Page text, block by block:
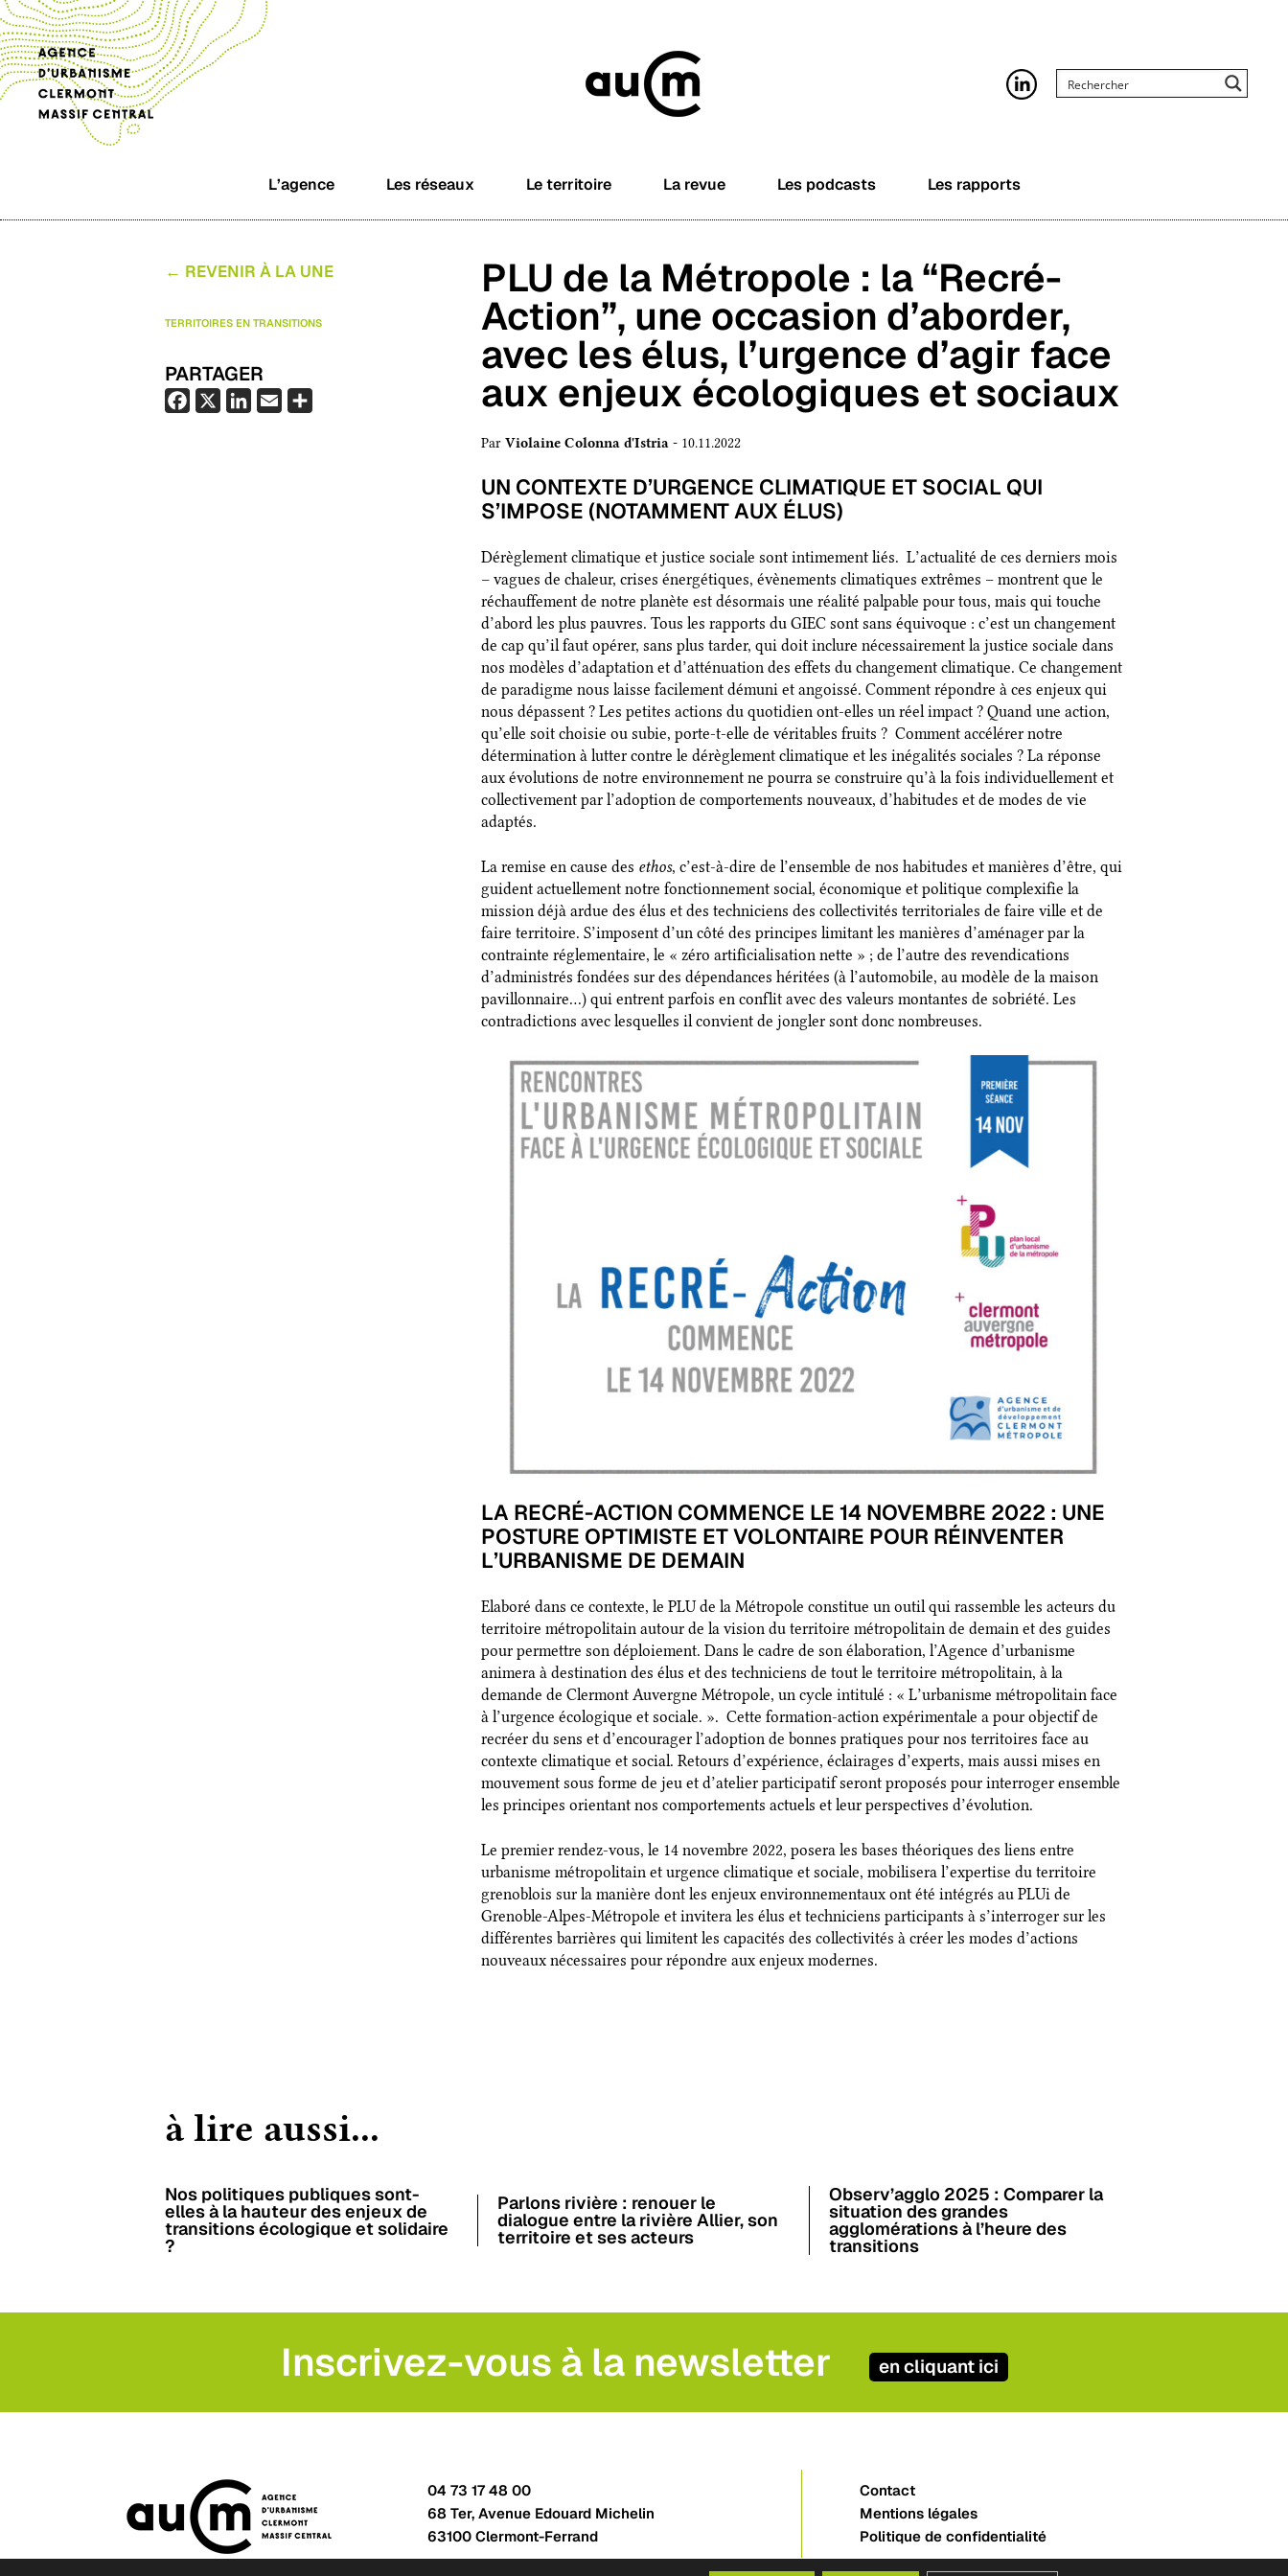
L’agence Les réseaux Le territoire La revue Les podcasts Les rapports
← REVENIR À LA UNE
TERRITOIRES EN TRANSITIONS
PARTAGER
X
PLU de la Métropole : la “Recré-
Action”, une occasion d’aborder,
avec les élus, l’urgence d’agir face
aux enjeux écologiques et sociaux
Par Violaine Colonna d'Istria - 10.11.2022
UN CONTEXTE D’URGENCE CLIMATIQUE ET SOCIAL QUI
S’IMPOSE (NOTAMMENT AUX ÉLUS)
Dérèglement climatique et justice sociale sont intimement liés. L’actualité de ces derniers mois
– vagues de chaleur, crises énergétiques, évènements climatiques extrêmes – montrent que le
réchauffement de notre planète est désormais une réalité palpable pour tous, mais qui touche
d’abord les plus pauvres. Tous les rapports du GIEC sont sans équivoque : c’est un changement
de cap qu’il faut opérer, sans plus tarder, qui doit inclure nécessairement la justice sociale dans
nos modèles d’adaptation et d’atténuation des effets du changement climatique. Ce changement
de paradigme nous laisse facilement démuni et angoissé. Comment répondre à ces enjeux qui
nous dépassent ? Les petites actions du quotidien ont-elles un réel impact ? Quand une action,
qu’elle soit choisie ou subie, porte-t-elle de véritables fruits ? Comment accélérer notre
détermination à lutter contre le dérèglement climatique et les inégalités sociales ? La réponse
aux évolutions de notre environnement ne pourra se construire qu’à la fois individuellement et
collectivement par l’adoption de comportements nouveaux, d’habitudes et de modes de vie
adaptés.
La remise en cause des ethos, c’est-à-dire de l’ensemble de nos habitudes et manières d’être, qui
guident actuellement notre fonctionnement social, économique et politique complexifie la
mission déjà ardue des élus et des techniciens des collectivités territoriales de faire ville et de
faire territoire. S’imposent d’un côté des principes limitant les manières d’aménager par la
contrainte réglementaire, le « zéro artificialisation nette » ; de l’autre des revendications
d’administrés fondées sur des dépendances héritées (à l’automobile, au modèle de la maison
pavillonnaire…) qui entrent parfois en conflit avec des valeurs montantes de sobriété. Les
contradictions avec lesquelles il convient de jongler sont donc nombreuses.
LA RECRÉ-ACTION COMMENCE LE 14 NOVEMBRE 2022 : UNE
POSTURE OPTIMISTE ET VOLONTAIRE POUR RÉINVENTER
L’URBANISME DE DEMAIN
Elaboré dans ce contexte, le PLU de la Métropole constitue un outil qui rassemble les acteurs du
territoire métropolitain autour de la vision du territoire métropolitain de demain et des guides
pour permettre son déploiement. Dans le cadre de son élaboration, l’Agence d’urbanisme
animera à destination des élus et des techniciens de tout le territoire métropolitain, à la
demande de Clermont Auvergne Métropole, un cycle intitulé : « L’urbanisme métropolitain face
à l’urgence écologique et sociale. ». Cette formation-action expérimentale a pour objectif de
recréer du sens et d’encourager l’adoption de bonnes pratiques pour nos territoires face au
contexte climatique et social. Retours d’expérience, éclairages d’experts, mais aussi mises en
mouvement sous forme de jeu et d’atelier participatif seront proposés pour interroger ensemble
les principes orientant nos comportements actuels et leur perspectives d’évolution.
Le premier rendez-vous, le 14 novembre 2022, posera les bases théoriques des liens entre
urbanisme métropolitain et urgence climatique et sociale, mobilisera l’expertise du territoire
grenoblois sur la manière dont les enjeux environnementaux ont été intégrés au PLUi de
Grenoble-Alpes-Métropole et invitera les élus et techniciens participants à s’interroger sur les
différentes barrières qui limitent les capacités des collectivités à créer les modes d’actions
nouveaux nécessaires pour répondre aux enjeux modernes.
à lire aussi...
Nos politiques publiques sont-
elles à la hauteur des enjeux de
transitions écologique et solidaire
?
Parlons rivière : renouer le
dialogue entre la rivière Allier, son
territoire et ses acteurs
Observ’agglo 2025 : Comparer la
situation des grandes
agglomérations à l’heure des
transitions
Inscrivez-vous à la newsletter en cliquant ici
04 73 17 48 00
68 Ter, Avenue Edouard Michelin
63100 Clermont-Ferrand
Contact
Mentions légales
Politique de confidentialité